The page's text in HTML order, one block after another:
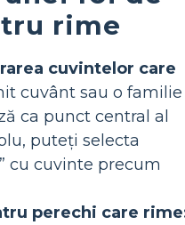
rime
cuvintelor care
cuvânt sau o familie
ca punct central al
puteți selecta
cu cuvinte precum
perechi care